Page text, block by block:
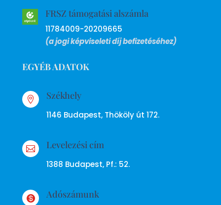
FRSZ támogatási alszámla
11784009-20209665
(a jogi képviseleti díj befizetéséhez)
EGYÉB ADATOK
 Székhely
1146 Budapest, Thököly út 172.
 Levelezési cím
1388 Budapest, Pf.: 52.
 Adószámunk